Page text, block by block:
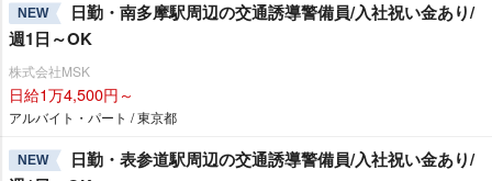
NEW
日勤・南多摩駅周辺の交通誘導警備員/入社祝い金あり/
週1日～OK
株式会社MSK
日給1万4,500円～
アルバイト・パート / 東京都
NEW
日勤・表参道駅周辺の交通誘導警備員/入社祝い金あり/